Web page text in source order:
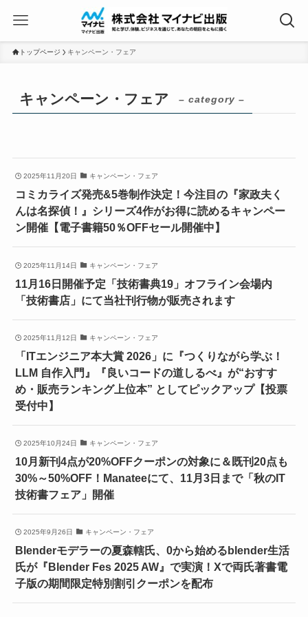
トップページ キャンペーン・フェア
キャンペーン・フェア – category –
2025年11月20日 キャンペーン・フェア
コミカライズ発売&5巻制作決定！今注目の『家政夫く
んは名探偵！』シリーズ4作がお得に読めるキャンペー
ン開催【電子書籍50％OFFセール開催中】
2025年11月14日 キャンペーン・フェア
11月16日開催予定「技術書典19」オフライン会場内
「技術書店」にて当社刊行物が販売されます
2025年11月12日 キャンペーン・フェア
「ITエンジニア本大賞 2026」に『つくりながら学ぶ！
LLM 自作入門』『良いコードの道しるべ』が“おすす
め・販売ランキング上位本” としてピックアップ【投票
受付中】
2025年10月24日 キャンペーン・フェア
10月新刊4点が20%OFFクーポンの対象に＆既刊20点も
30%～50%OFF！Manateeにて、11月3日まで「秋のIT
技術書フェア」開催
2025年9月26日 キャンペーン・フェア
Blenderモデラーの夏森轄氏、0から始めるblender生活
氏が『Blender Fes 2025 AW』で実演！Xで両氏著書電
子版の期間限定特別割引クーポンを配布